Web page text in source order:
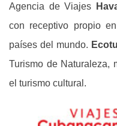
Agencia de Viajes
con receptivo propio
países del mundo.
Turismo de Naturaleza,
el turismo cultural.